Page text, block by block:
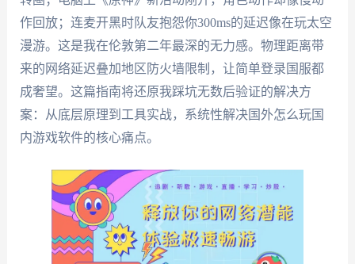
作回放；连麦开黑时队友抱怨你300ms的延迟像在玩太空
漫游。这是我在伦敦第二年最深的无力感。物理距离带
来的网络延迟叠加地区防火墙限制，让简单登录国服都
成奢望。这篇指南将还原我踩坑无数后验证的解决方
案：从底层原理到工具实战，系统性解决国外怎么玩国
内游戏软件的核心痛点。